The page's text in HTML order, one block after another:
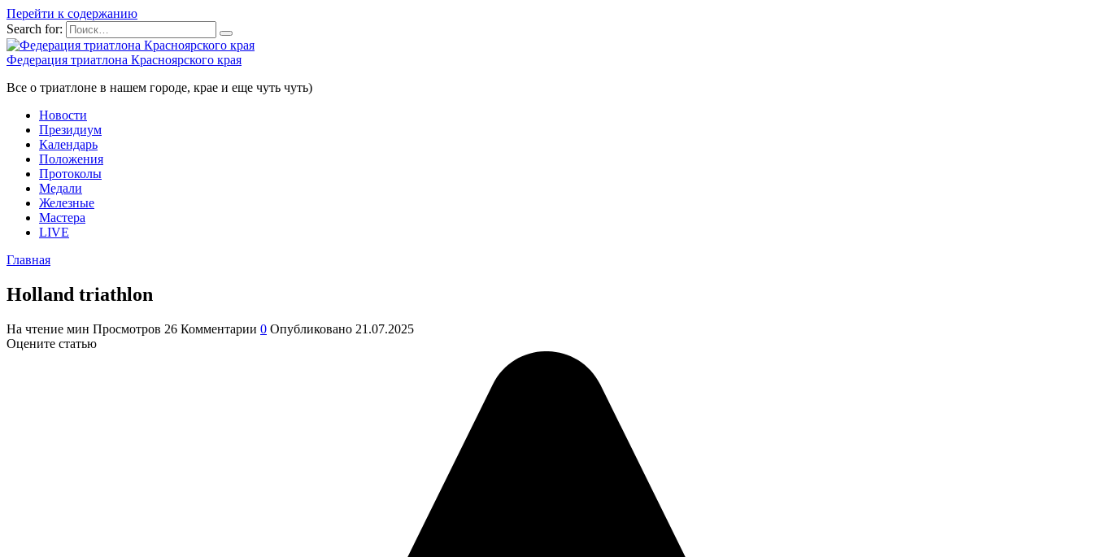
Перейти к содержанию
Search for:
Федерация триатлона Красноярского края
Все о триатлоне в нашем городе, крае и еще чуть чуть)
Новости
Президиум
Календарь
Положения
Протоколы
Медали
Железные
Мастера
LIVE
Главная
Holland triathlon
На чтение мин Просмотров 26 Комментарии 0 Опубликовано 21.07.2025
Оцените статью